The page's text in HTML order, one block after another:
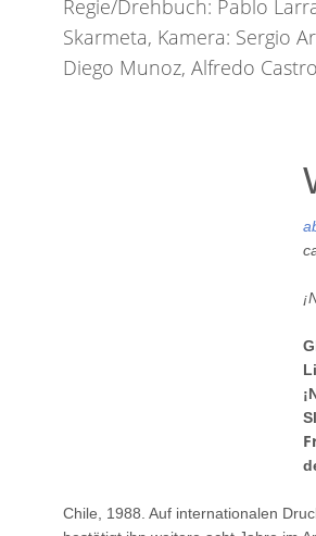
Regie/Drehbuch: Pablo
Skarmeta, Kamera: Sergio
Diego Munoz, Alfredo
Chile, 1988. Auf internationalen